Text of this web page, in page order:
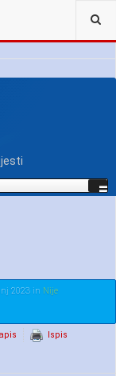
2023 in Nije
Ispis